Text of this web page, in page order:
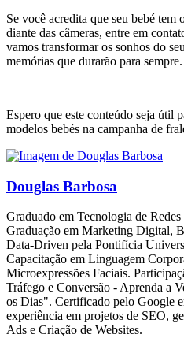
Se você acredita que seu bebé tem
diante das câmeras, entre em
vamos transformar os sonhos do
memórias que durarão para sempre.
Espero que este conteúdo seja útil
modelos bebés na campanha de
Douglas Barbosa
Graduado em Tecnologia de
Graduação em Marketing Digital,
Data-Driven pela Pontifícia
Capacitação em Linguagem
Microexpressões Faciais.
Tráfego e Conversão - Aprenda a
os Dias". Certificado pelo Google
experiência em projetos de SEO,
Ads e Criação de Websites.